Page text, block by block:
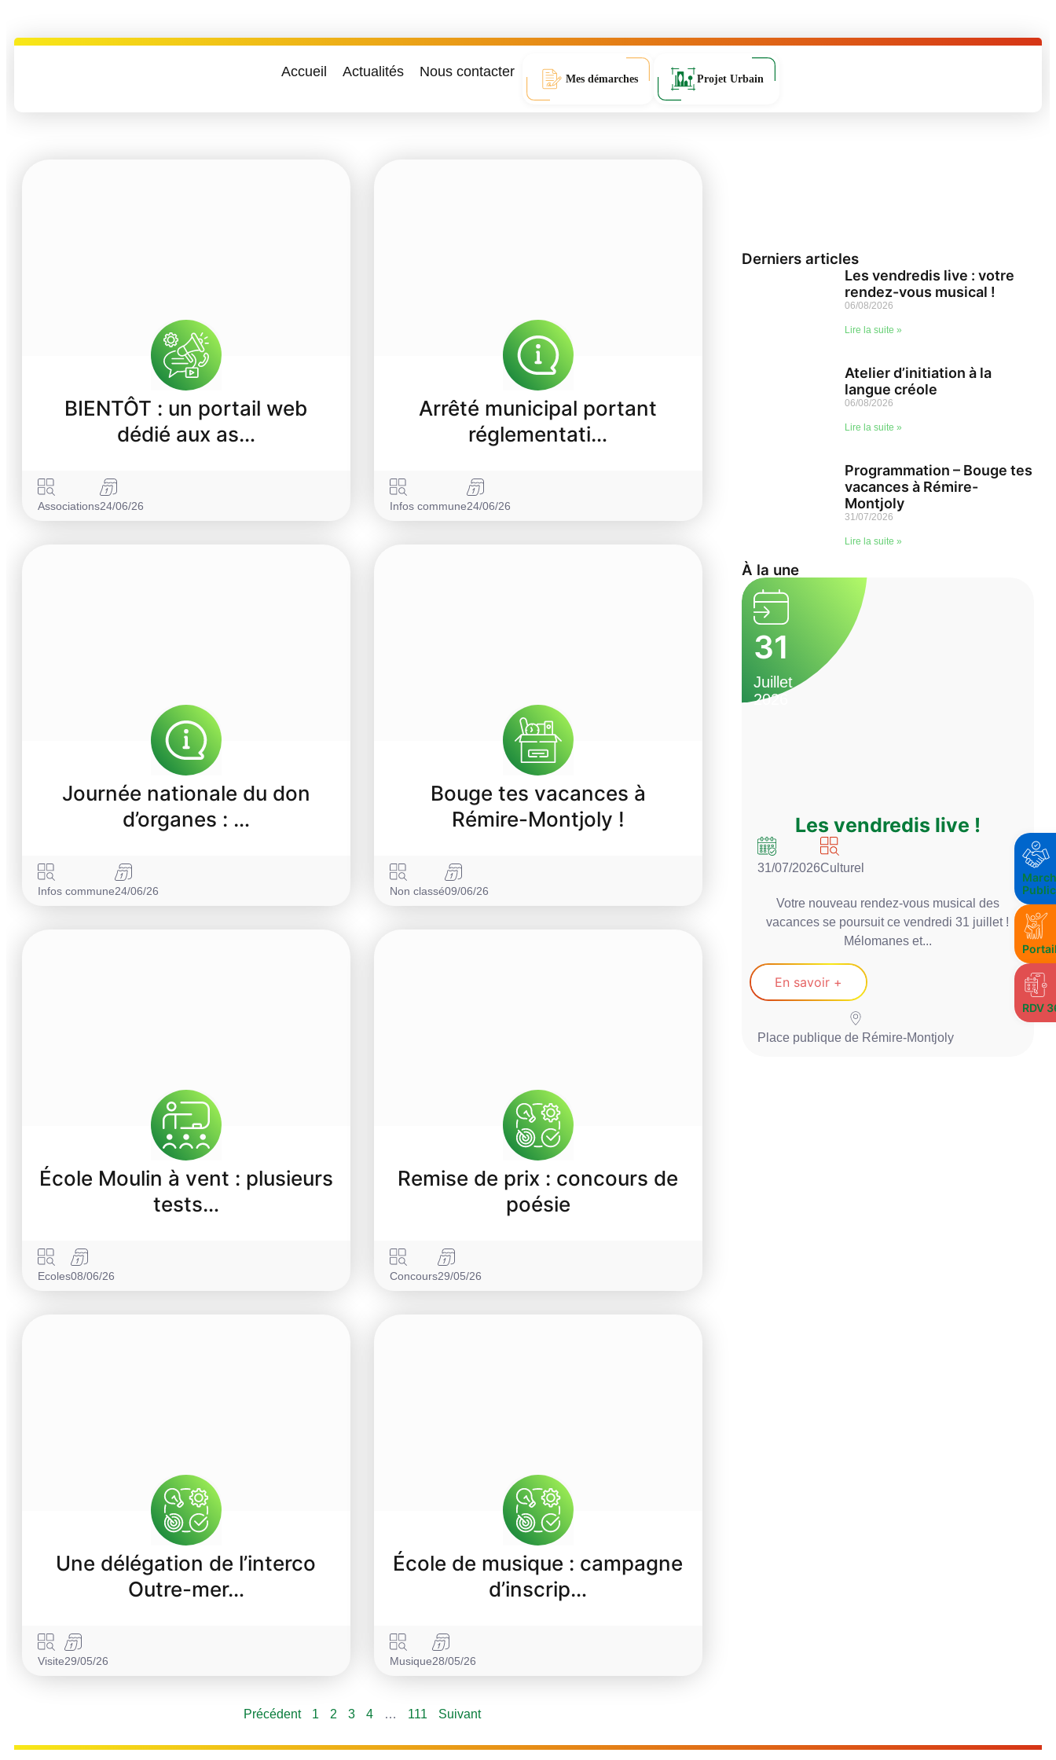
Accueil Actualités Nous contacter Mes démarches Projet Urbain
RDV
BIENTÔT : un portail web
dédié aux as…
Associations24/06/26
Arrêté municipal portant
réglementati…
Infos commune24/06/26
Journée nationale du don
d’organes : …
Infos commune24/06/26
Bouge tes vacances à
Rémire-Montjoly !
Non classé09/06/26
École Moulin à vent : plusieurs
tests…
Ecoles08/06/26
Remise de prix : concours de
poésie
Concours29/05/26
Une délégation de l’interco
Outre-mer…
Visite29/05/26
École de musique : campagne
d’inscrip…
Musique28/05/26
Précédent 1 2 3 4 … 111 Suivant
Derniers articles
Les vendredis live : votre
rendez-vous musical !
06/08/2026
Lire la suite »
Atelier d’initiation à la
langue créole
06/08/2026
Lire la suite »
Programmation – Bouge tes
vacances à Rémire-
Montjoly
31/07/2026
Lire la suite »
À la une
31
Juillet
2026
Les vendredis live !
31/07/2026Culturel
Votre nouveau rendez-vous musical des
vacances se poursuit ce vendredi 31 juillet !
Mélomanes et...
En savoir +
Place publique de Rémire-Montjoly